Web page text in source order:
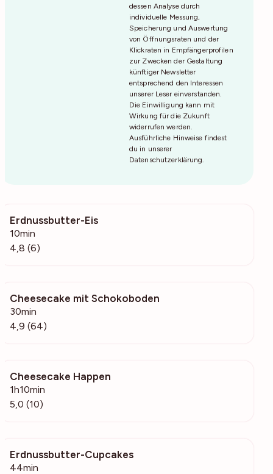
dessen Analyse durch
individuelle Messung,
Speicherung und Auswertung
von Öffnungsraten und der
Klickraten in Empfängerprofilen
zur Zwecken der Gestaltung
künftiger Newsletter
entsprechend den Interessen
unserer Leser einverstanden.
Die Einwilligung kann mit
Wirkung für die Zukunft
widerrufen werden.
Ausführliche Hinweise findest
du in unserer
Datenschutzerklärung
Erdnussbutter-Eis
10min
4,8 (6)
Cheesecake mit Schokoboden
30min
4,9 (64)
Cheesecake Happen
1h10min
5,0 (10)
Erdnussbutter-Cupcakes
44min